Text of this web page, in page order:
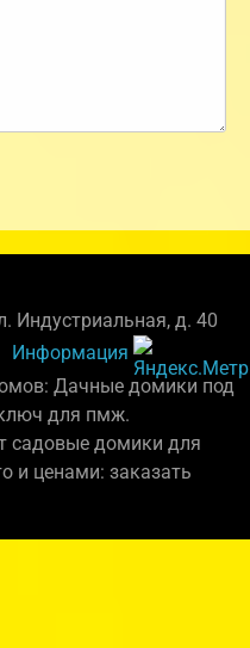
Индустриальная, д. 40
Информация
Дачные домики под
для пмж.
садовые домики для
и ценами: заказать